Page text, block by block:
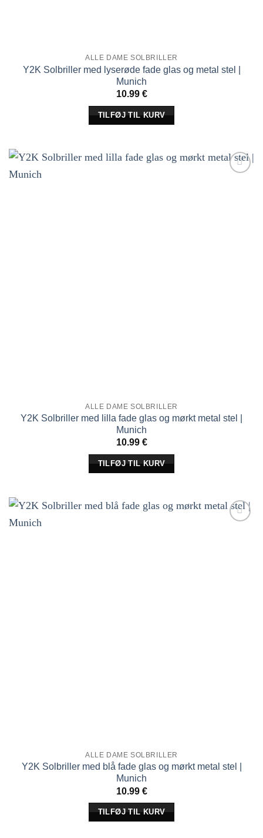
ALLE DAME SOLBRILLER
Y2K Solbriller med lyserøde fade glas og metal stel |
Munich
10.99 €
TILFØJ TIL KURV
ALLE DAME SOLBRILLER
Y2K Solbriller med lilla fade glas og mørkt metal stel |
Munich
10.99 €
TILFØJ TIL KURV
ALLE DAME SOLBRILLER
Y2K Solbriller med blå fade glas og mørkt metal stel |
Munich
10.99 €
TILFØJ TIL KURV